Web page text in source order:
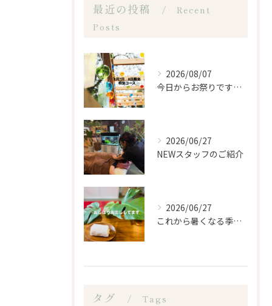
最近の投稿
Recent
Posts
2026/08/07
今日からお祭りですね！
2026/06/27
NEWスタッフのご紹介
2026/06/27
これから暑くなる季節になるので、もみほぐし亭ではご来店のお客...
タグ Tags